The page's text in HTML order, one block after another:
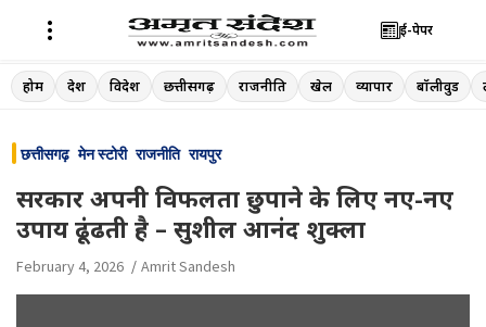
Skip
to
ई-पेपर
होम देश विदेश छत्तीसगढ़ राजनीति खेल व्यापार बॉलीवुड
छत्तीसगढ़ मेन स्टोरी राजनीति रायपुर
सरकार अपनी विफलता छुपाने के लिए नए-नए
उपाय ढूंढती है – सुशील आनंद शुक्ला
February 4, 2026 Amrit Sandesh